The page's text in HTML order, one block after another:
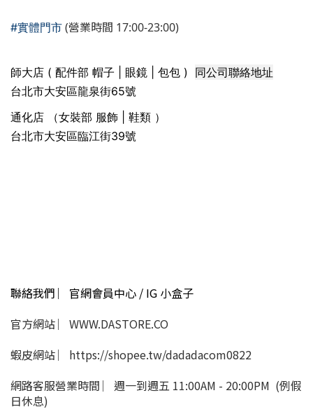
#實體門市 (營業時間 17:00-23:00)
師大店 ( 配件部 帽子 | 眼鏡 | 包包 ) 同公司聯絡地址
台北市大安區龍泉街65號
通化店 （女裝部 服飾 | 鞋類 ）
台北市大安區臨江街39號
聯絡我們 ︳官網會員中心 / IG 小盒子
官方網站 ︳WWW.DASTORE.CO
蝦皮網站 ︳https://shopee.tw/dadadacom0822
網路客服營業時間 ︳週一到週五 11:00AM - 20:00PM (例假
日休息)